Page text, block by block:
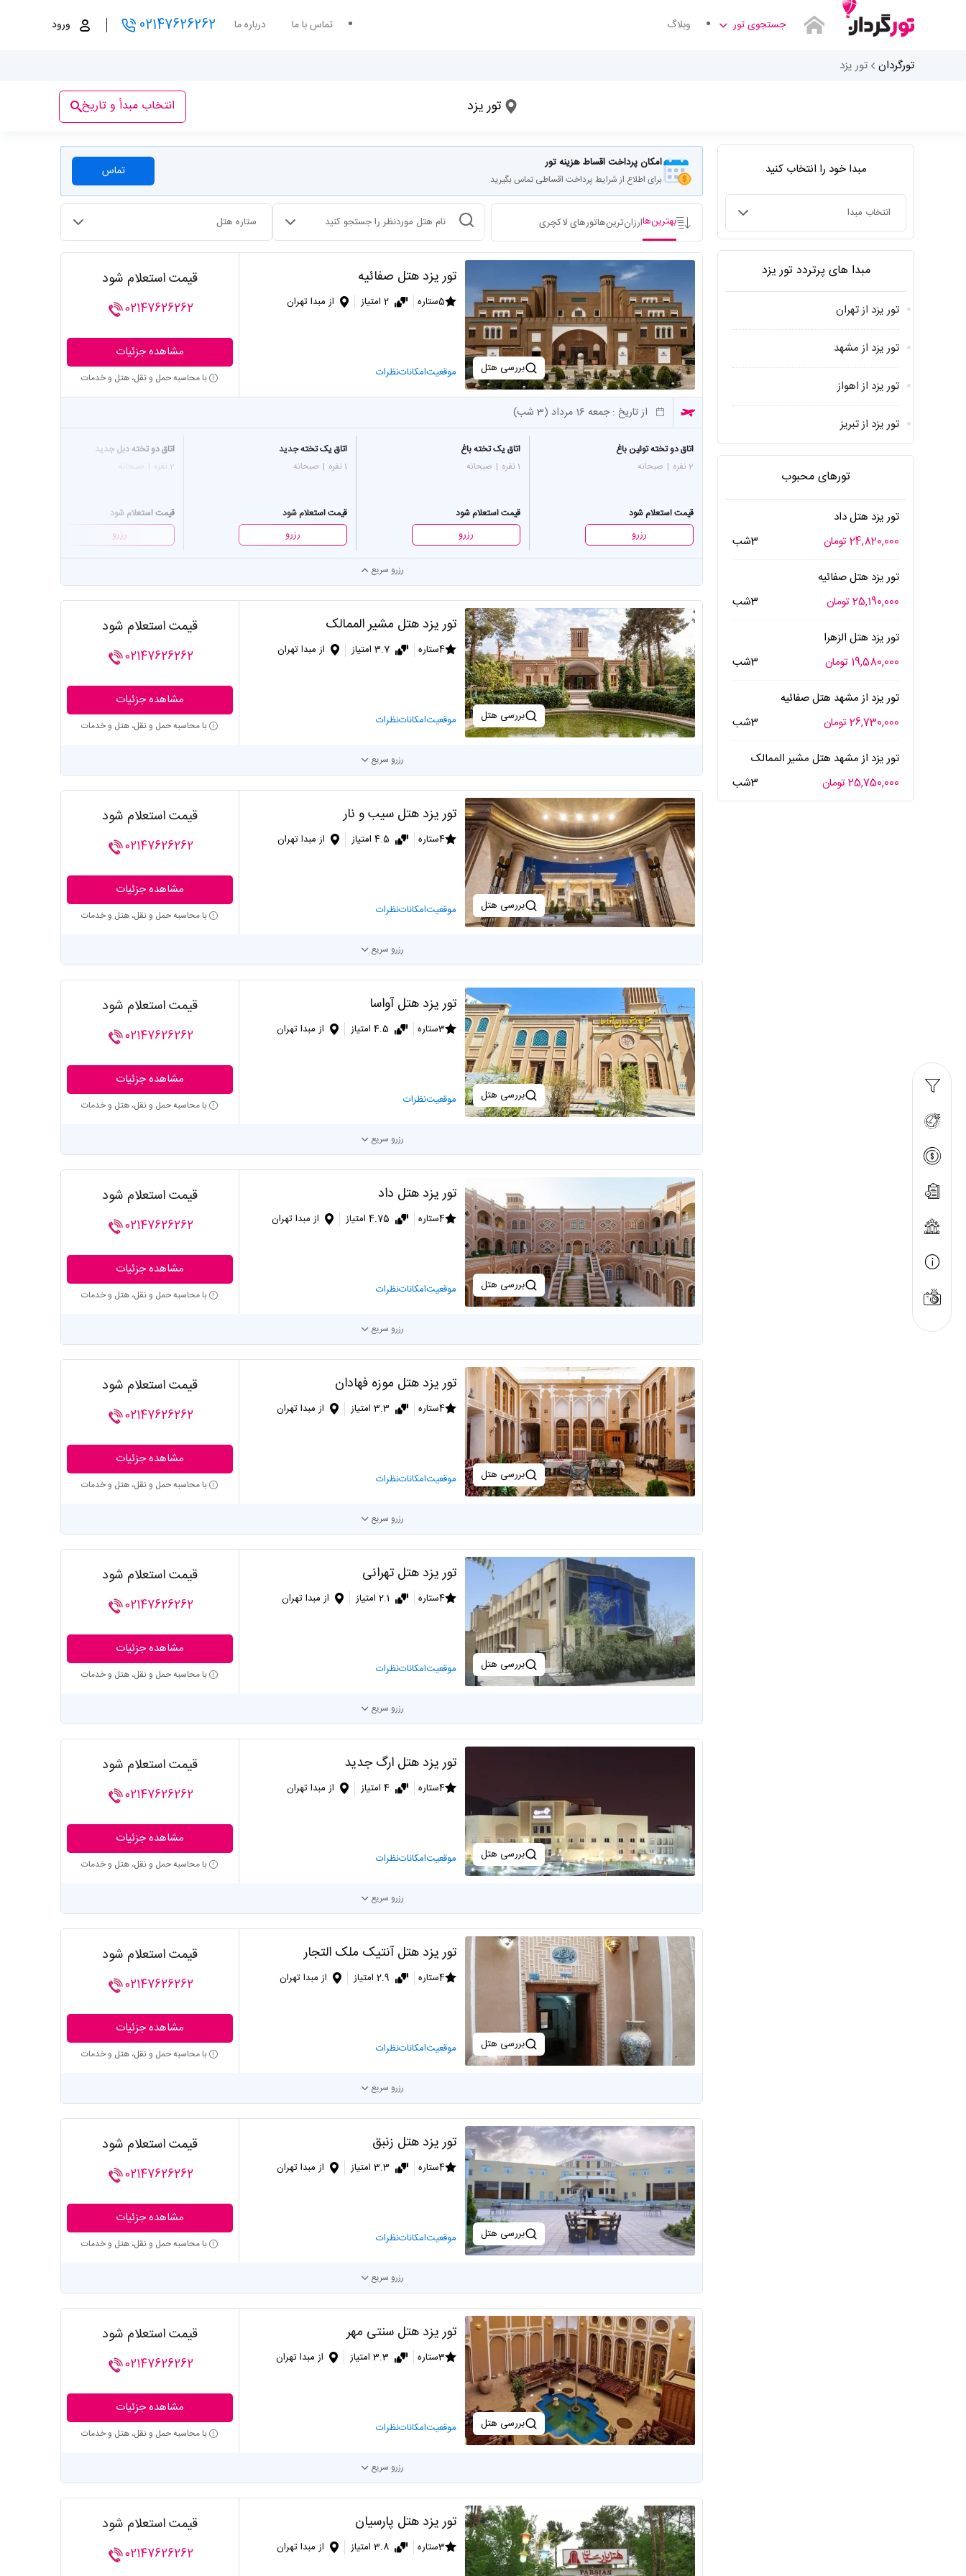
جستجوی تور وبلاگ تماس با ما درباره ما 02147626262 ورود
تورگردان تور یزد
تاریخ ورودتور یزد انتخاب مبدأ و تاریخ
مبدا خود را انتخاب کنید
مبدا های پرتردد تور یزد
تور یزد از تهران
تور یزد از مشهد
تور یزد از اهواز
تور یزد از تبریز
تورهای محبوب
تور یزد هتل داد
24,820,000 تومان
3شب
تور یزد هتل صفائیه
25,190,000 تومان
3شب
تور یزد هتل الزهرا
19,580,000 تومان
3شب
تور یزد از مشهد هتل صفائیه
26,730,000 تومان
3شب
تور یزد از مشهد هتل مشیر الممالک
25,750,000 تومان
3شب
امکان پرداخت اقساط هزینه تور
برای اطلاع از شرایط پرداخت اقساطی تماس بگیرید. تماس
بهترین‌هاارزان‌ترین‌هاتورهای لاکچری انتخاب هتل ستاره هتل
بررسی هتل
تور یزد هتل صفائیه
5ستاره 2 امتیاز از مبدا تهران
موقعیتامکاناتنظرات
قیمت استعلام شود
02147626262
مشاهده جزئیات
با محاسبه حمل و نقل، هتل و خدمات
از تاریخ :جمعه 16 مرداد (3 شب)
اتاق دو تخته توئین باغ
2 نفره
| صبحانه
قیمت استعلام شود
رزرو
اتاق یک تخته باغ
1 نفره
| صبحانه
قیمت استعلام شود
رزرو
اتاق یک تخته جدید
1 نفره
| صبحانه
قیمت استعلام شود
رزرو
اتاق دو تخته دبل جدید
2 نفره
| صبحانه
قیمت استعلام شود
رزرو
رزرو سریع
بررسی هتل
تور یزد هتل مشیر الممالک
4ستاره 3.7 امتیاز از مبدا تهران
موقعیتامکاناتنظرات
قیمت استعلام شود
02147626262
مشاهده جزئیات
با محاسبه حمل و نقل، هتل و خدمات
رزرو سریع
بررسی هتل
تور یزد هتل سیب و نار
4ستاره 4.5 امتیاز از مبدا تهران
موقعیتامکاناتنظرات
قیمت استعلام شود
02147626262
مشاهده جزئیات
با محاسبه حمل و نقل، هتل و خدمات
رزرو سریع
بررسی هتل
تور یزد هتل آواسا
3ستاره 4.5 امتیاز از مبدا تهران
موقعیتنظرات
قیمت استعلام شود
02147626262
مشاهده جزئیات
با محاسبه حمل و نقل، هتل و خدمات
رزرو سریع
بررسی هتل
تور یزد هتل داد
4ستاره 4.75 امتیاز از مبدا تهران
موقعیتامکاناتنظرات
قیمت استعلام شود
02147626262
مشاهده جزئیات
با محاسبه حمل و نقل، هتل و خدمات
رزرو سریع
بررسی هتل
تور یزد هتل موزه فهادان
4ستاره 3.3 امتیاز از مبدا تهران
موقعیتامکاناتنظرات
قیمت استعلام شود
02147626262
مشاهده جزئیات
با محاسبه حمل و نقل، هتل و خدمات
رزرو سریع
بررسی هتل
تور یزد هتل تهرانی
4ستاره 2.1 امتیاز از مبدا تهران
موقعیتامکاناتنظرات
قیمت استعلام شود
02147626262
مشاهده جزئیات
با محاسبه حمل و نقل، هتل و خدمات
رزرو سریع
بررسی هتل
تور یزد هتل ارگ جدید
4ستاره 4 امتیاز از مبدا تهران
موقعیتامکاناتنظرات
قیمت استعلام شود
02147626262
مشاهده جزئیات
با محاسبه حمل و نقل، هتل و خدمات
رزرو سریع
بررسی هتل
تور یزد هتل آنتیک ملک التجار
4ستاره 2.9 امتیاز از مبدا تهران
موقعیتامکاناتنظرات
قیمت استعلام شود
02147626262
مشاهده جزئیات
با محاسبه حمل و نقل، هتل و خدمات
رزرو سریع
بررسی هتل
تور یزد هتل زنبق
4ستاره 3.3 امتیاز از مبدا تهران
موقعیتامکاناتنظرات
قیمت استعلام شود
02147626262
مشاهده جزئیات
با محاسبه حمل و نقل، هتل و خدمات
رزرو سریع
بررسی هتل
تور یزد هتل سنتی مهر
3ستاره 3.3 امتیاز از مبدا تهران
موقعیتامکاناتنظرات
قیمت استعلام شود
02147626262
مشاهده جزئیات
با محاسبه حمل و نقل، هتل و خدمات
رزرو سریع
تور یزد هتل پارسیان
3ستاره 3.8 امتیاز از مبدا تهران
قیمت استعلام شود
02147626262